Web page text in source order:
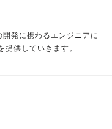
発に携わるエンジニアに
供していきます。